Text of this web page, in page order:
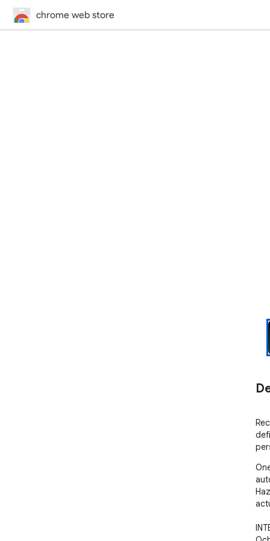
chrome web store